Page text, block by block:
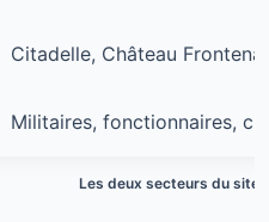
Les deux secteurs du site
Citadelle, Château
Militaires, fonctionnaires,